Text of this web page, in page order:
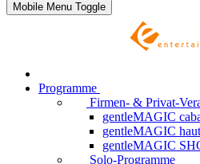
Mobile Menu Toggle
Programme
Firmen- & Privat-
gentleMAGIC
gentleMAGIC
gentleMAGIC
Solo-Programme